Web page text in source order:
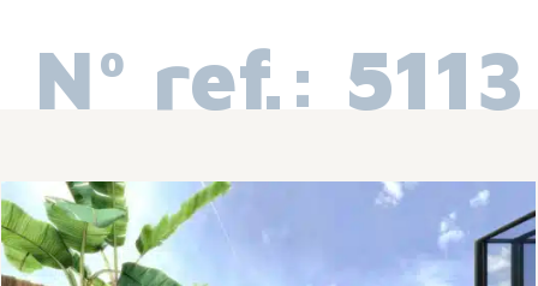
Nº ref.: 5113